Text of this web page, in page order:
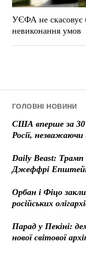
ГОЛОВНІ НОВИНИ
США вперше за 30
Росії, незважаючи
Daily Beast: Трамп
Джеффрі
Орбан і Фіцо
російських
Парад у Пекіні:
нової світової
УЄФА не скасовує
невиконання умов